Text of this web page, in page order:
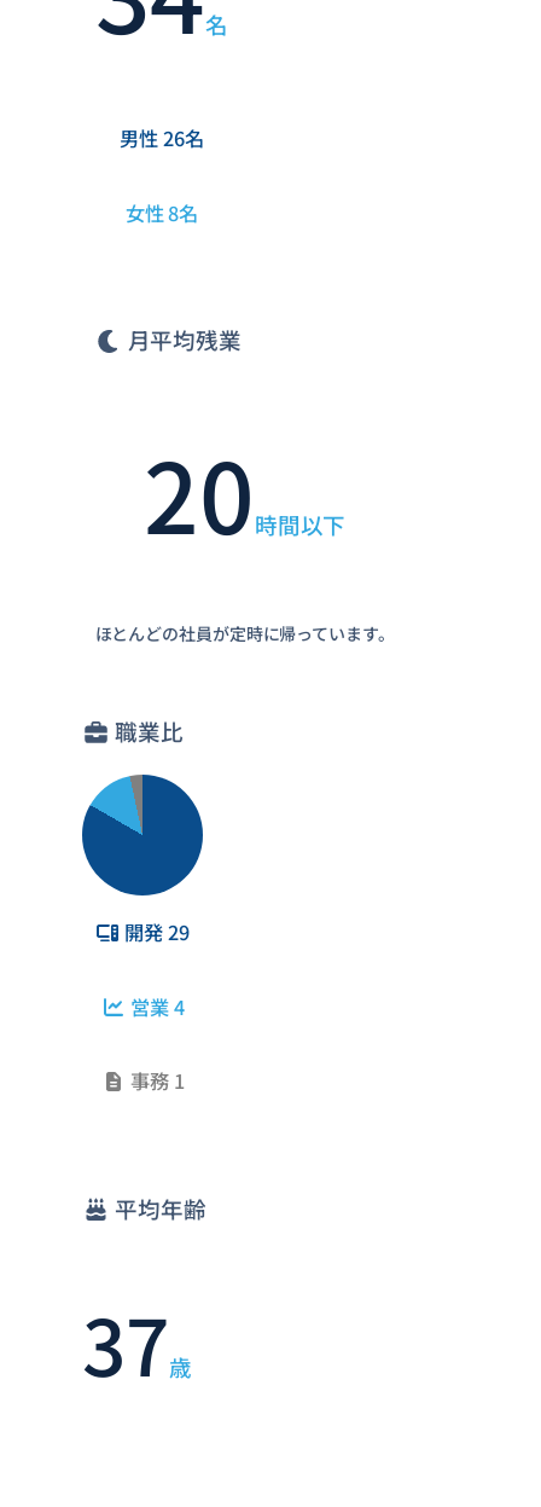
名
男性 26名
女性 8名
月平均残業
20時間以下
ほとんどの社員が定時に帰っています。
職業比
開発 29
営業 4
事務 1
平均年齢
37歳